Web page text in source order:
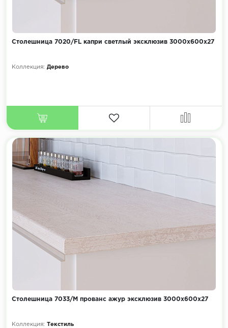
Столешница 7020/FL капри cветлый эксклюзив 3000х600х27
Коллекция: Дерево
Столешница 7033/М прованс ажур эксклюзив 3000х600х27
Коллекция: Текстиль